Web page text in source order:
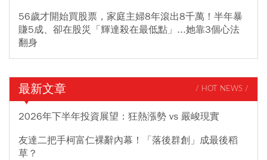
56歲才開始買股票，家庭主婦8年滾出8千萬！半年暴
賺5成、卻在股災「輝達殺在最低點」...她靠3個心法
翻身
最新文章 / HOT NEWS /
2026年下半年投資展望：狂熱漲勢 vs 嚴峻現實
友達二把手柯富仁裸辭內幕！「落後群創」成最後稻
草？